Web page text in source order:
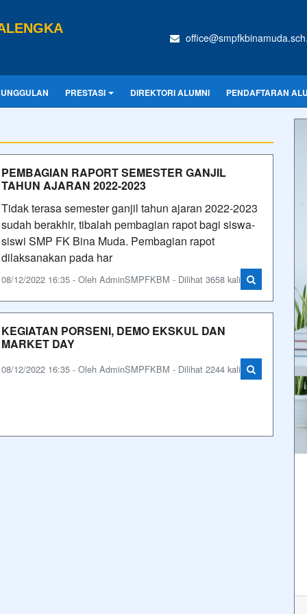
PRESTASI DIREKTORI ALUMNI PENDAFTARAN
PEMBAGIAN RAPORT SEMESTER GANJIL
TAHUN AJARAN 2022-2023
Tidak terasa semester ganjil tahun ajaran 2022-2023
sudah berakhir, tibalah pembagian rapot bagi siswa-
siswi SMP FK Bina Muda. Pembagian rapot
dilaksanakan pada har
08/12/2022 16:35 - Oleh AdminSMPFKBM - Dilihat 3658 kali
KEGIATAN PORSENI, DEMO EKSKUL DAN
MARKET DAY
08/12/2022 16:35 - Oleh AdminSMPFKBM - Dilihat 2244 kali